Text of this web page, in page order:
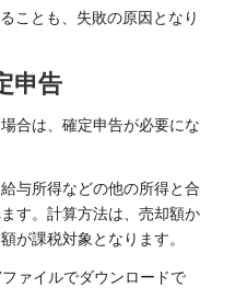
ことも、失敗の原因となり
申告
合は、確定申告が必要にな
与所得などの他の所得と合
す。計算方法は、売却額か
が課税対象となります。
ァイルでダウンロードで